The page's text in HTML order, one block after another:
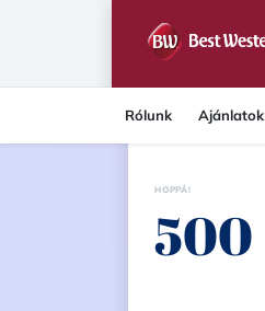
Rólunk Ajánlatok
HOPPÁ!
500